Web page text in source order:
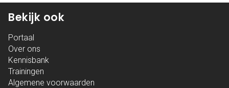
Bekijk ook
Portaal
Over ons
Kennisbank
Trainingen
Algemene voorwaarden